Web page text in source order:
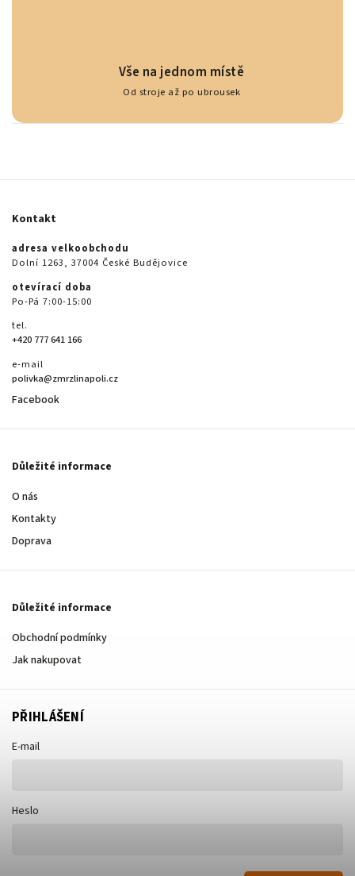
Vše na jednom místě
Od stroje až po ubrousek
Kontakt
adresa velkoobchodu
Dolní 1263, 37004 České Budějovice
otevírací doba
Po-Pá 7:00-15:00
tel.
+420 777 641 166
e-mail
polivka@zmrzlinapoli.cz
Facebook
Důležité informace
O nás
Kontakty
Doprava
Důležité informace
Obchodní podmínky
Jak nakupovat
PŘIHLÁŠENÍ
E-mail
Heslo